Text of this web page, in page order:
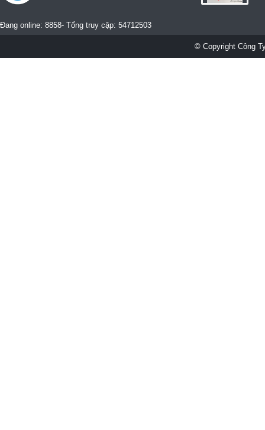
Đang online: 8858- Tổng truy cập: 54712503
© Copyright Công